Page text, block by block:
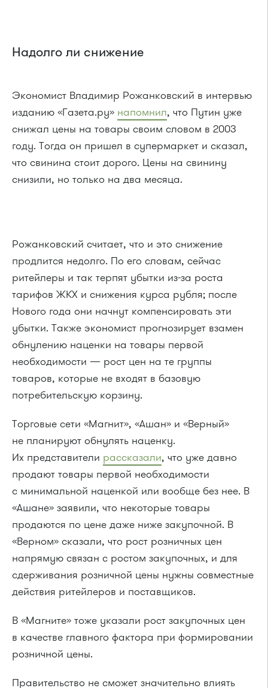
Надолго ли снижение
Экономист Владимир Рожанковский в интервью
изданию «Газета.ру» напомнил, что Путин уже
снижал цены на товары своим словом в 2003
году. Тогда он пришел в супермаркет и сказал,
что свинина стоит дорого. Цены на свинину
снизили, но только на два месяца.
Рожанковский считает, что и это снижение
продлится недолго. По его словам, сейчас
ритейлеры и так терпят убытки из-за роста
тарифов ЖКХ и снижения курса рубля; после
Нового года они начнут компенсировать эти
убытки. Также экономист прогнозирует взамен
обнулению наценки на товары первой
необходимости — рост цен на те группы
товаров, которые не входят в базовую
потребительскую корзину.
Торговые сети «Магнит», «Ашан» и «Верный»
не планируют обнулять наценку.
Их представители рассказали, что уже давно
продают товары первой необходимости
с минимальной наценкой или вообще без нее. В
«Ашане» заявили, что некоторые товары
продаются по цене даже ниже закупочной. В
«Верном» сказали, что рост розничных цен
напрямую связан с ростом закупочных, и для
сдерживания розничной цены нужны совместные
действия ритейлеров и поставщиков.
В «Магните» тоже указали рост закупочных цен
в качестве главного фактора при формировании
розничной цены.
Правительство не сможет значительно влиять